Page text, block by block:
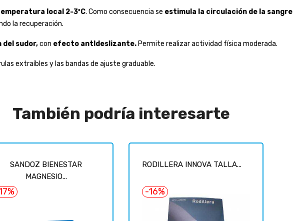
local 2-3ºC. Como consecuencia se estimula la circulación de la sangre
la recuperación.
sudor,con efecto antIdeslizante. Permite realizar actividad física moderada.
extraíbles y las bandas de ajuste graduable.
También podría interesarte
SANDOZ BIENESTAR
MAGNESIO...
RODILLERA INNOVA TALLA...
-16%